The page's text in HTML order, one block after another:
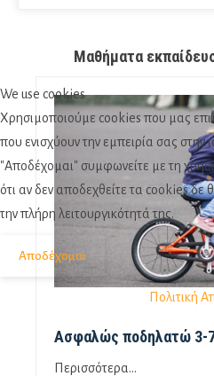
Μαθήματα
Ασφαλώς ποδηλατώ 3-
Περισσότερα...
We use cookies
Χρησιμοποιούμε cookies που μας
που ενισχύουν την εμπειρία σας στην
"Αποδέχομαι" συμφωνείτε με τη
ότι αν δεν αποδεχθείτε τα cookies δε
την πλήρη λειτουργικότητά της.
Αποδέχομαι
Πολιτική